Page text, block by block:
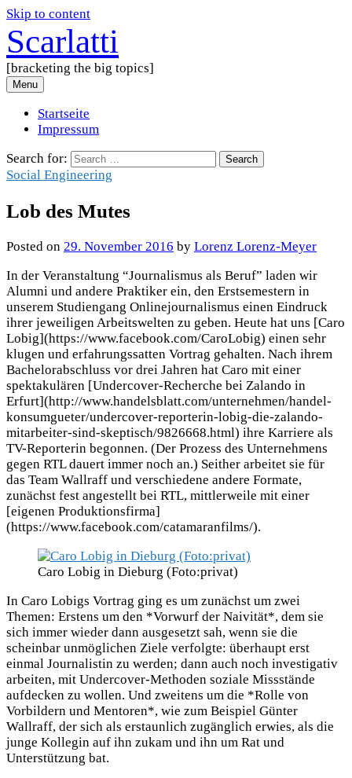
Skip to content
Scarlatti
[bracketing the big topics]
Menu
Startseite
Impressum
Search for:
Social Engineering
Lob des Mutes
Posted on 29. November 2016 by Lorenz Lorenz-Meyer
In der Veranstaltung “Journalismus als Beruf” laden wir
Alumni und andere Praktiker ein, den Erstsemestern in
unserem Studiengang Onlinejournalismus einen Eindruck
ihrer jeweiligen Arbeitswelten zu geben. Heute hat uns [Caro
Lobig](https://www.facebook.com/CaroLobig) einen sehr
klugen und erfahrungssatten Vortrag gehalten. Nach ihrem
Bachelorabschluss vor drei Jahren hat Caro mit einer
spektakulären [Undercover-Recherche bei Zalando in
Erfurt](http://www.handelsblatt.com/unternehmen/handel-
konsumgueter/undercover-reporterin-lobig-die-zalando-
mitarbeiter-sind-skeptisch/9826668.html) ihre Karriere als
TV-Reporterin begonnen. (Der Prozess des Unternehmens
gegen RTL dauert immer noch an.) Seither arbeitet sie für
das Team Wallraff und verschiedene andere Formate,
zunächst fest angestellt bei RTL, mittlerweile mit einer
[eigenen Produktionsfirma]
(https://www.facebook.com/catamaranfilms/).
Caro Lobig in Dieburg (Foto:privat)
In Caro Lobigs Vortrag ging es um zunächst um zwei
Themen: Erstens um den *Vorwurf der Naivität*, dem sie
sich immer wieder dann ausgesetzt sah, wenn sie die
scheinbar unmöglichen Ziele verfolgte: überhaupt erst
einmal Journalistin zu werden; dann auch noch investigativ
arbeiten, mit Undercover-Methoden soziale Missstände
aufdecken zu wollen. Und zweitens um die *Rolle von
Vorbildern und Mentoren*, wie zum Beispiel Günter
Wallraff, der sich als erstaunlich zugänglich erwies, als die
junge Kollegin auf ihn zukam und ihn um Rat und
Unterstützung bat.